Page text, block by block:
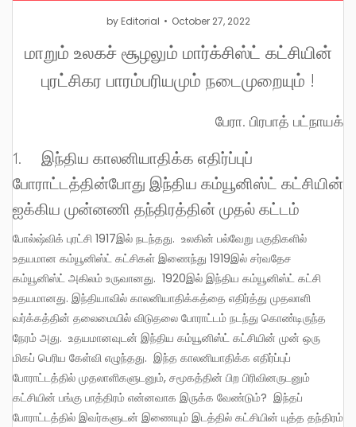
by Editorial October 27, 2022
மாறும் உலகச் சூழலும் மார்க்சிஸ்ட் கட்சியின்
புரட்சிகர பாரம்பரியமும் நடைமுறையும் !
பேரா. பிரபாத் பட்நாயக்
1. இந்திய காலனியாதிக்க எதிர்ப்புப்
போராட்டத்தின்போது இந்திய கம்யூனிஸ்ட் கட்சியின்
ஐக்கிய முன்னணி தந்திரத்தின் முதல் கட்டம்
போல்ஷ்விக் புரட்சி 1917இல் நடந்தது. உலகின் பல்வேறு பகுதிகளில்
உதயமான கம்யூனிஸ்ட் கட்சிகள் இணைந்து 1919இல் சர்வதேச
கம்யூனிஸ்ட் அகிலம் உருவானது. 1920இல் இந்திய கம்யூனிஸ்ட் கட்சி
உதயமானது. இந்தியாவில் காலனியாதிக்கத்தை எதிர்த்து முதலாளி
வர்க்கத்தின் தலைமையில் விடுதலை போராட்டம் நடந்து கொண்டிருந்த
நேரம் அது. உதயமானவுடன் இந்திய கம்யூனிஸ்ட் கட்சியின் முன் ஒரு
மிகப் பெரிய கேள்வி எழுந்தது. இந்த காலனியாதிக்க எதிர்ப்புப்
போராட்டத்தில் முதலாளிகளுடனும், சமூகத்தின் பிற பிரிவினருடனும்
கட்சியின் பங்கு பாத்திரம் என்னவாக இருக்க வேண்டும்? இந்தப்
போராட்டத்தில் இவர்களுடன் இணையும் இடத்தில் கட்சியின் யுத்த தந்திரம்